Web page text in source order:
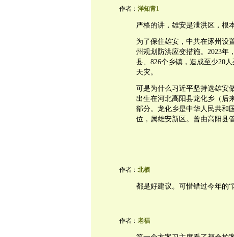
作者： 洋知青1
严格的讲，雄安是泄洪区，根
为了保住雄安，中共在涿州设
州规划防洪应变措施。2023年
县、826个乡镇，造成至少20
天灾。
可是为什么习近平坚持选雄安
出生在河北高阳县龙化乡（后
部分。龙化乡是中华人民共和
位，属雄安新区。曾由高阳县管
作者： 北栖
都是好建议。可惜错过今年的
作者： 老福